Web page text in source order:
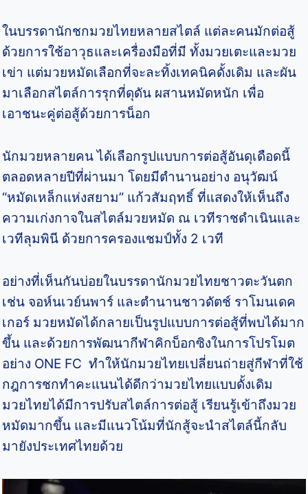
ในบรรดานักชกมวยไทยหลายสไตล์ แต่ละคนมักต่อสู้
ด้วยการใช้อาวุธและเครื่องมือที่มี ทั้งมวยเตะและมวย
เข่า แต่มวยหมัดเลือกที่จะละทิ้งเทคนิคดั้งเดิม และผัน
มาเลือกสไตล์การรุกที่ดุดัน ผสานหมัดหนัก เพื่อ
เอาชนะคู่ต่อสู้ด้วยการน็อก
นักมวยหลายคน ได้เลือกรูปแบบการต่อสู้อันดุเดือดนี้
ตลอดหลายปีที่ผ่านมา โดยมีตำนานอย่าง อนุวัฒน์
“หมัดเหล็กแห่งสยาม” แก้วสัมฤทธิ์ ที่แสดงให้เห็นถึง
ความเก่งกาจในสไตล์มวยหมัด ณ เวทีราชดำเนินและ
เวทีลุมพินี ด้วยการครองแชมป์ทั้ง 2 เวที
อย่างที่เห็นกันบ่อยในบรรดานักมวยไทยชาวตะวันตก
เช่น จอห์นเวย์นพาร์ และตำนานชาวดัตช์ ราโมนเดค
เกอร์ มวยหมัดได้กลายเป็นรูปแบบการต่อสู้ที่พบได้มาก
ขึ้น และด้วยการพัฒนากีฬาคิกบ็อกซิงในการโปรโมต
อย่าง ONE FC ทำให้นักมวยไทยเปลี่ยนถ่ายสู่กีฬาที่ใช้
กฎการชกทําคะแนนได้ดีกว่ามวยไทยแบบดั้งเดิม
มวยไทยได้มีการปรับสไตล์การต่อสู้ เรียนรู้เข้าถึงมวย
หมัดมากขึ้น และมีแนวโน้มที่นักสู้จะนำสไตล์นี้กลับ
มายังประเทศไทยด้วย